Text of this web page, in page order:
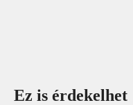
Ez is érdekelhet